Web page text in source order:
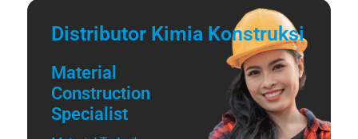
Distributor Kimia Konstruksi
Material
Construction
Specialist